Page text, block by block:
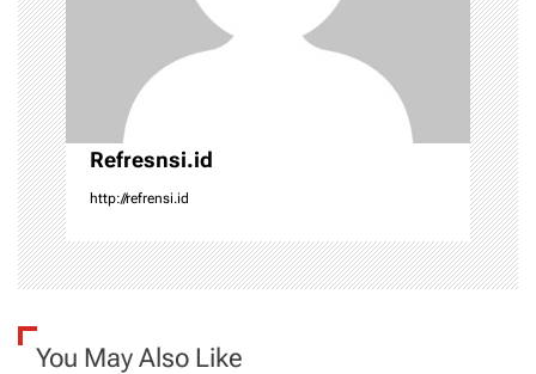
i
o
n
Refresnsi.id
http://refrensi.id
You May Also Like